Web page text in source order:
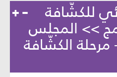
للكشّافة
>> المجلس
مرحلة الكشّافة